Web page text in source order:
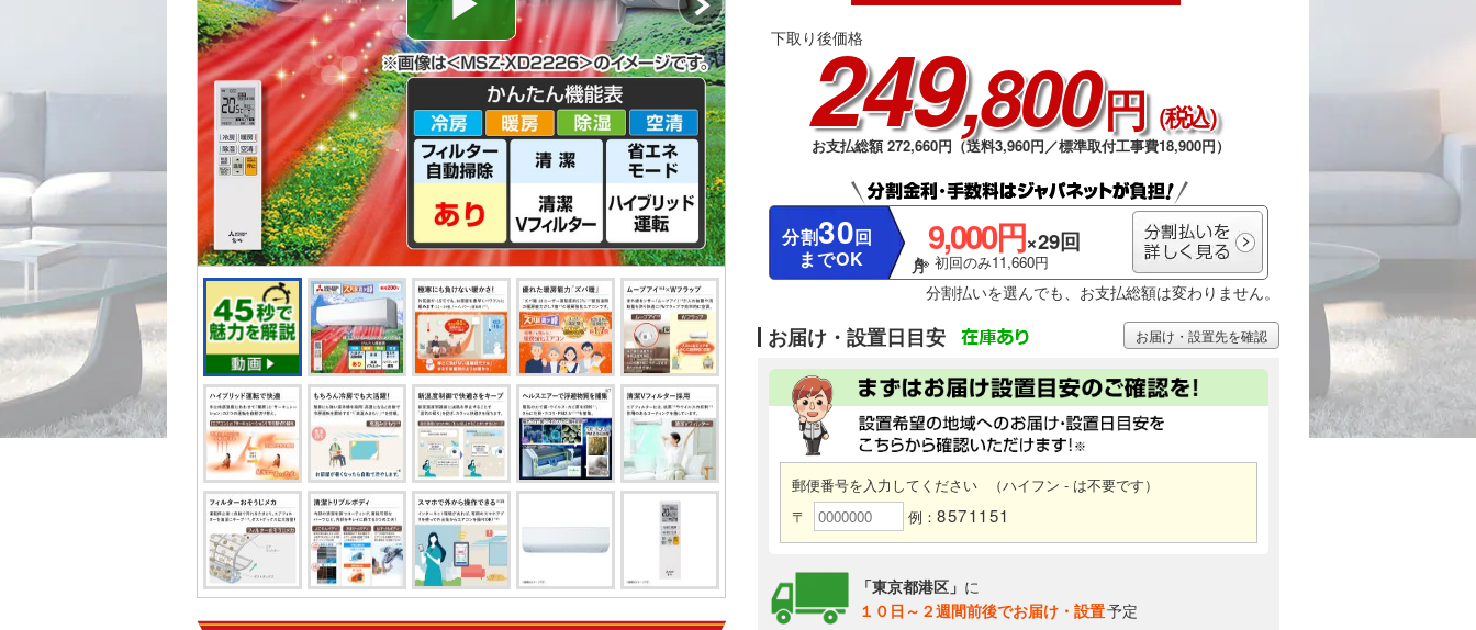
下取り後価格
249,800円 （税込）
お支払総額 272,660円（送料3,960円／標準取付工事費18,900円）
分割30回
までOK
9,000円×29回
※ 初回のみ11,660円
分割払いを選んでも、お支払総額は変わりません。
お届け・設置日目安
郵便番号を入力してください
（ハイフン - は不要です）
〒
例： 8571151
「東京都港区」 に
１０日～２週間前後でお届け・設置予定
お届け・設置先を確認